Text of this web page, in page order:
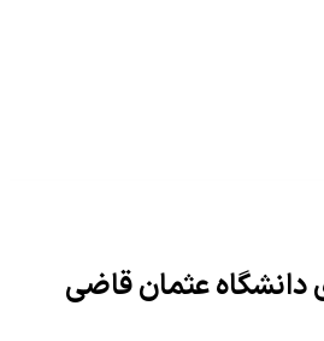
دانشگاه عثمان قاضی